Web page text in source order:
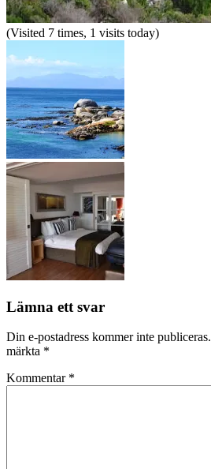
(Visited 7 times, 1 visits today)
Lämna ett svar
Din e-postadress kommer inte publiceras.
märkta *
Kommentar *